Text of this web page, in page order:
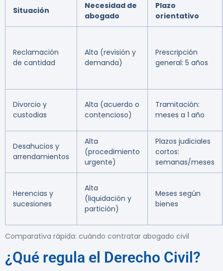
Comparativa rápida: cuándo contratar abogado civil
Situación
Necesidad de
abogado
Plazo
orientativo
Reclamación
de cantidad
Alta (revisión y
demanda)
Prescripción
general: 5 años
Divorcio y
custodias
Alta (acuerdo o
contencioso)
Tramitación:
meses a 1 año
Desahucios y
arrendamientos
Alta
(procedimiento
urgente)
Plazos judiciales
cortos:
semanas/meses
Herencias y
sucesiones
Alta
(liquidación y
partición)
Meses según
bienes
¿Qué regula el Derecho Civil?